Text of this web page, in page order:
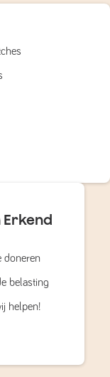
Erkend
doneren
belasting
helpen!